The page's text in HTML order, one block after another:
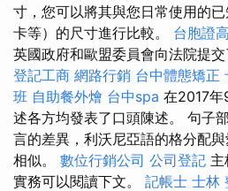
寸，您可以將其與您日常使用的
卡等）的尺寸進行比較。 台胞證
英國政府和歐盟委員會向法院提交
登記工商 網路行銷 台中體態矯正
班 自助餐外燴 台中spa 在2017
述各方均發表了口頭陳述。 句子
言的差異，利沃尼亞語的格分配
相似。 數位行銷公司 公司登記
實務可以閱讀下文。 記帳士 士林